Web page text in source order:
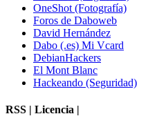
OneShot (Fotografía)
Foros de Daboweb
David Hernández
Dabo (.es) Mi Vcard
DebianHackers
El Mont Blanc
Hackeando (Seguridad)
RSS | Licencia |